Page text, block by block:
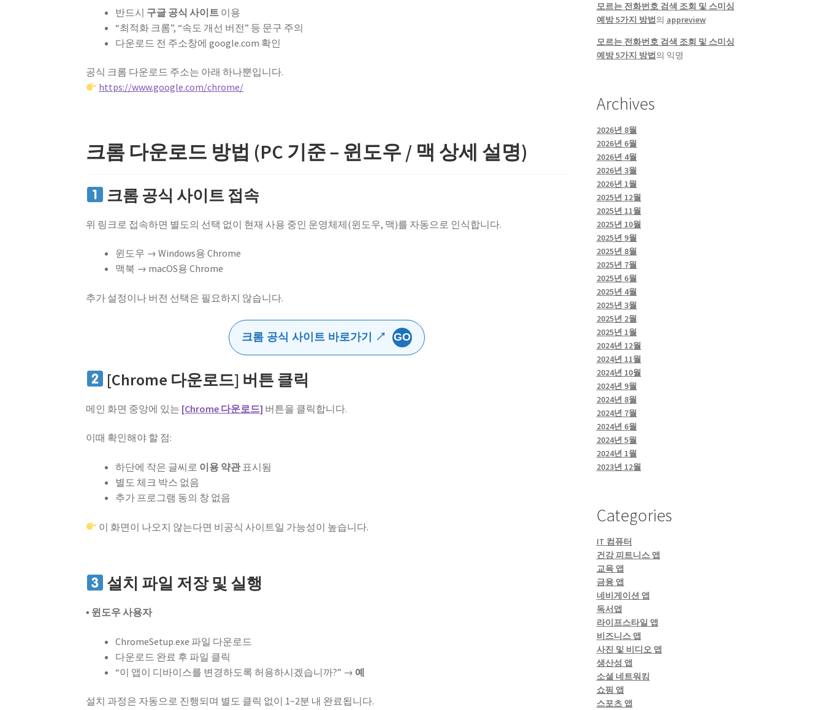
반드시 구글 공식 사이트 이용
“최적화 크롬”, “속도 개선 버전” 등 문구 주의
다운로드 전 주소창에 google.com 확인
공식 크롬 다운로드 주소는 아래 하나뿐입니다.
https://www.google.com/chrome/
크롬 다운로드 방법 (PC 기준 – 윈도우 / 맥 상세 설명)
크롬 공식 사이트 접속
위 링크로 접속하면 별도의 선택 없이 현재 사용 중인 운영체제(윈도우, 맥)를 자동으로 인식합니다.
윈도우 → Windows용 Chrome
맥북 → macOS용 Chrome
추가 설정이나 버전 선택은 필요하지 않습니다.
크롬 공식 사이트 바로가기 ↗ GO
[Chrome 다운로드] 버튼 클릭
메인 화면 중앙에 있는 [Chrome 다운로드] 버튼을 클릭합니다.
이때 확인해야 할 점:
하단에 작은 글씨로 이용 약관표시됨
별도 체크 박스 없음
추가 프로그램 동의 창 없음
이 화면이 나오지 않는다면 비공식 사이트일 가능성이 높습니다.
설치 파일 저장 및 실행
▪ 윈도우 사용자
ChromeSetup.exe 파일 다운로드
다운로드 완료 후 파일 클릭
“이 앱이 디바이스를 변경하도록 허용하시겠습니까?” → 예
설치 과정은 자동으로 진행되며 별도 클릭 없이 1~2분 내 완료됩니다.
모르는 전화번호 검색 조회 및 스미싱
예방 5가지 방법 의 appreview
모르는 전화번호 검색 조회 및 스미싱
예방 5가지 방법 의 익명
Archives
2026년 8월
2026년 6월
2026년 4월
2026년 3월
2026년 1월
2025년 12월
2025년 11월
2025년 10월
2025년 9월
2025년 8월
2025년 7월
2025년 6월
2025년 4월
2025년 3월
2025년 2월
2025년 1월
2024년 12월
2024년 11월
2024년 10월
2024년 9월
2024년 8월
2024년 7월
2024년 6월
2024년 5월
2024년 1월
2023년 12월
Categories
IT 컴퓨터
건강 피트니스 앱
교육 앱
금융 앱
네비게이션 앱
독서앱
라이프스타일 앱
비즈니스 앱
사진 및 비디오 앱
생산성 앱
소셜 네트워킹
쇼핑 앱
스포츠 앱